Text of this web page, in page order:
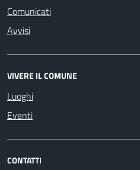
Comunicati
Avvisi
VIVERE IL COMUNE
Luoghi
Eventi
CONTATTI